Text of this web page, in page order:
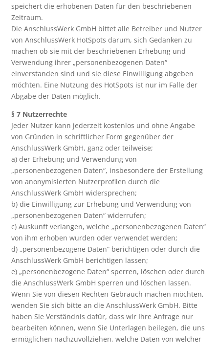
speichert die erhobenen Daten für den beschriebenen
Zeitraum.
Die AnschlussWerk GmbH bittet alle Betreiber und Nutzer
von AnschlussWerk HotSpots darum, sich Gedanken zu
machen ob sie mit der beschriebenen Erhebung und
Verwendung ihrer „personenbezogenen Daten“
einverstanden sind und sie diese Einwilligung abgeben
möchten. Eine Nutzung des HotSpots ist nur im Falle der
Abgabe der Daten möglich.
§ 7 Nutzerrechte
Jeder Nutzer kann jederzeit kostenlos und ohne Angabe
von Gründen in schriftlicher Form gegenüber der
AnschlussWerk GmbH, ganz oder teilweise;
a) der Erhebung und Verwendung von
„personenbezogenen Daten“, insbesondere der Erstellung
von anonymisierten Nutzerprofilen durch die
AnschlussWerk GmbH widersprechen;
b) die Einwilligung zur Erhebung und Verwendung von
„personenbezogenen Daten“ widerrufen;
c) Auskunft verlangen, welche „personenbezogenen Daten“
von ihm erhoben wurden oder verwendet werden;
d) „personenbezogene Daten“ berichtigen oder durch die
AnschlussWerk GmbH berichtigen lassen;
e) „personenbezogene Daten“ sperren, löschen oder durch
die AnschlussWerk GmbH sperren und löschen lassen.
Wenn Sie von diesen Rechten Gebrauch machen möchten,
wenden Sie sich bitte an die AnschlussWerk GmbH. Bitte
haben Sie Verständnis dafür, dass wir Ihre Anfrage nur
bearbeiten können, wenn Sie Unterlagen beilegen, die uns
ermöglichen nachzuvollziehen, welche Daten von welcher